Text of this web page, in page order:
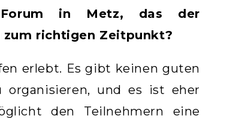
Forum in Metz, das der
richtigen Zeitpunkt?
erlebt. Es gibt keinen guten
und es ist eher
den Teilnehmern eine